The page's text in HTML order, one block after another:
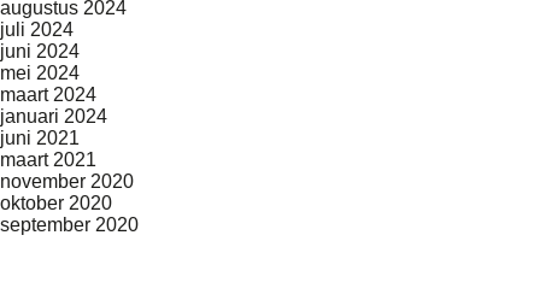
augustus 2024
juli 2024
juni 2024
mei 2024
maart 2024
januari 2024
juni 2021
maart 2021
november 2020
oktober 2020
september 2020